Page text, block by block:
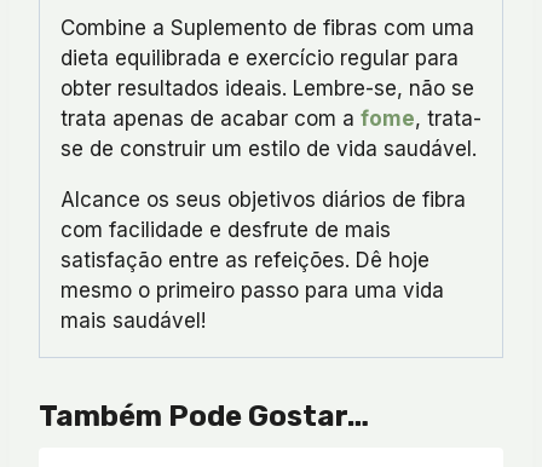
Combine a Suplemento de fibras com uma
dieta equilibrada e exercício regular para
obter resultados ideais. Lembre-se, não se
trata apenas de acabar com a fome, trata-
se de construir um estilo de vida saudável.
Alcance os seus objetivos diários de fibra
com facilidade e desfrute de mais
satisfação entre as refeições. Dê hoje
mesmo o primeiro passo para uma vida
mais saudável!
Também Pode Gostar…